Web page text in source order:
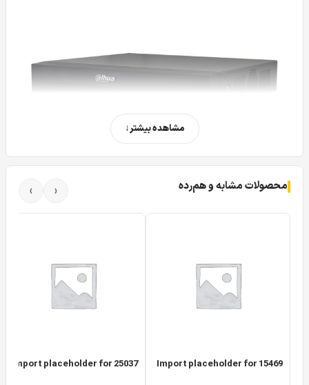
در این مقاله سعی داریم تا شما را با یکی از محصولات جدید و
به روز از سری محصولات 4K در فناوری HDCVI داهوا یعنی
۴ کانال سری ۵ می باشد که قابلیت ورودی دوربین های HDCVI
مشاهده بیشتر
محصولات مشابه و هم‌رده ‹
›
Import placeholder for 15469
Import placeholder for 25037